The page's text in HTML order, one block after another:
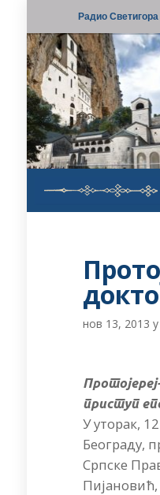
Радио Светигора
нов 13, 2013
приступ
У уторак,
Београду,
Српске